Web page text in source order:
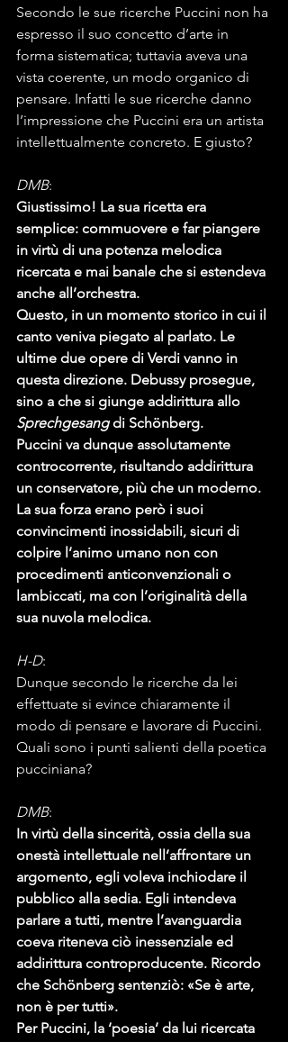
Secondo le sue ricerche Puccini non ha
espresso il suo concetto d’arte in
forma sistematica; tuttavia aveva una
vista coerente, un modo organico di
pensare. Infatti le sue ricerche danno
l’impressione che Puccini era un artista
intellettualmente concreto. E giusto?
DMB:
Giustissimo! La sua ricetta era
semplice: commuovere e far piangere
in virtù di una potenza melodica
ricercata e mai banale che si estendeva
anche all’orchestra.
Questo, in un momento storico in cui il
canto veniva piegato al parlato. Le
ultime due opere di Verdi vanno in
questa direzione. Debussy prosegue,
sino a che si giunge addirittura allo
Sprechgesang di Schönberg.
Puccini va dunque assolutamente
controcorrente, risultando addirittura
un conservatore, più che un moderno.
La sua forza erano però i suoi
convincimenti inossidabili, sicuri di
colpire l’animo umano non con
procedimenti anticonvenzionali o
lambiccati, ma con l’originalità della
sua nuvola melodica.
H-D:
Dunque secondo le ricerche da lei
effettuate si evince chiaramente il
modo di pensare e lavorare di Puccini.
Quali sono i punti salienti della poetica
pucciniana?
DMB:
In virtù della sincerità, ossia della sua
onestà intellettuale nell’affrontare un
argomento, egli voleva inchiodare il
pubblico alla sedia. Egli intendeva
parlare a tutti, mentre l’avanguardia
coeva riteneva ciò inessenziale ed
addirittura controproducente. Ricordo
che Schönberg sentenziò: «Se è arte,
non è per tutti».
Per Puccini, la ‘poesia’ da lui ricercata